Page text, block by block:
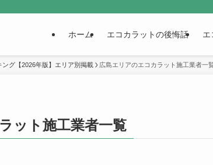
ホーム エコカラットの後悔話 エ
グ【2026年版】エリア別掲載 広島エリアのエコカラット施工業者一
ット施工業者一覧